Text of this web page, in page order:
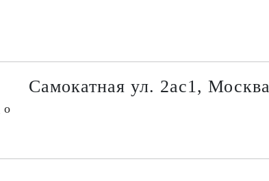
о
Самокатная ул. 2ас1, Москва